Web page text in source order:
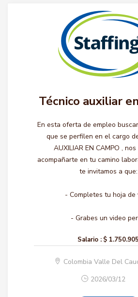
Técnico auxiliar
En esta oferta de empleo
que se perfilen en el cargo
AUXILIAR EN CAMPO ,
acompañarte en tu camino
te invitamos a que:
- Completes tu hoja de
- Grabes un video
Salario : $ 1.750.905
Colombia Valle Del
2026/03/12